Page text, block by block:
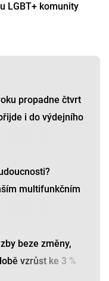
LGBT+ komunity
propadne čtvrt
i do výdejního
multifunkčním
beze změny,
vzrůst ke 3 %